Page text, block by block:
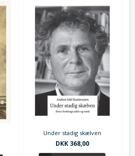
Under stadig skælven
DKK 368,00